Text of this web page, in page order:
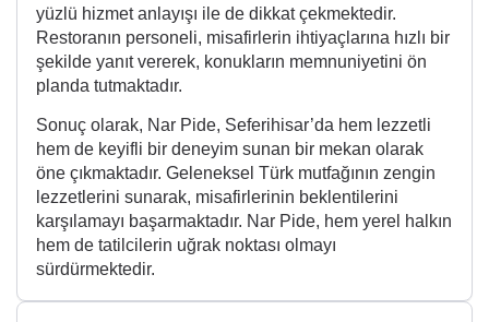
yüzlü hizmet anlayışı ile de dikkat çekmektedir.
Restoranın personeli, misafirlerin ihtiyaçlarına hızlı bir
şekilde yanıt vererek, konukların memnuniyetini ön
planda tutmaktadır.
Sonuç olarak, Nar Pide, Seferihisar’da hem lezzetli
hem de keyifli bir deneyim sunan bir mekan olarak
öne çıkmaktadır. Geleneksel Türk mutfağının zengin
lezzetlerini sunarak, misafirlerinin beklentilerini
karşılamayı başarmaktadır. Nar Pide, hem yerel halkın
hem de tatilcilerin uğrak noktası olmayı
sürdürmektedir.